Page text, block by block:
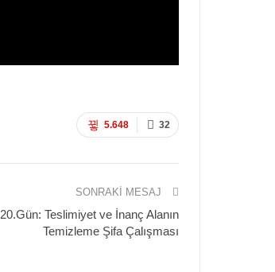
32
5.648
SONRAKI MESAJ
20.Gün: Teslimiyet ve İnanç Alanın
Temizleme Şifa Çalışması